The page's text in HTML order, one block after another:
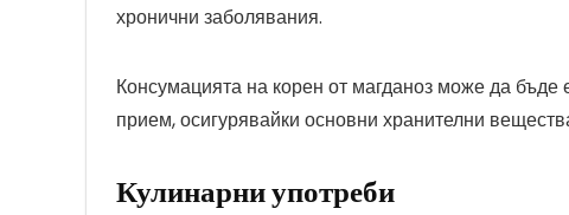
хронични заболявания.
Консумацията на корен от магданоз може да
прием, осигурявайки основни хранителни
Кулинарни употреби